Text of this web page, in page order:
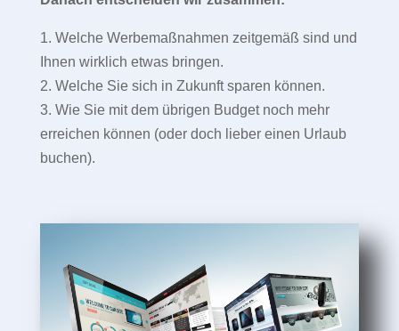
1. Welche Werbemaßnahmen zeitgemäß sind und
Ihnen wirklich etwas bringen.
2. Welche Sie sich in Zukunft sparen können.
3. Wie Sie mit dem übrigen Budget noch mehr
erreichen können (oder doch lieber einen Urlaub
buchen).